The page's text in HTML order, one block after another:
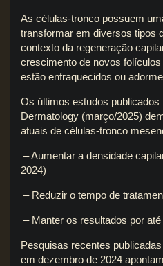
As células-tronco possuem
transformar em diversos tipos
contexto da regeneração
crescimento de novos
estão enfraquecidos ou
Os últimos estudos
Dermatology (março/2025)
atuais de células-tronco
– Aumentar a densidade
2024)
– Reduzir o tempo de
– Manter os resultados por
Pesquisas recentes
em dezembro de 2024